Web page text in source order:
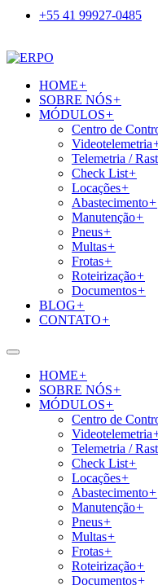
+55 41 99927-0485
HOME+
SOBRE NÓS+
MÓDULOS+
Centro de
Videotelemetria
Telemetria /
Check List+
Locações+
Abastecimento+
Manutenção+
Pneus+
Multas+
Frotas+
Roteirização+
Documentos+
BLOG+
CONTATO+
HOME+
SOBRE NÓS+
MÓDULOS+
Centro de
Videotelemetria
Telemetria /
Check List+
Locações+
Abastecimento+
Manutenção+
Pneus+
Multas+
Frotas+
Roteirização+
Documentos+